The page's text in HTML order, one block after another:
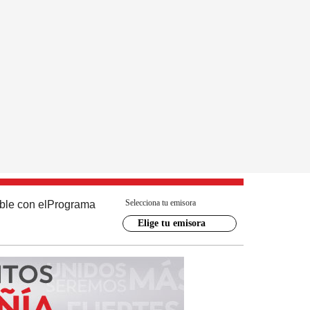
con el Programa Selecciona tu emisora
Elige tu emisora